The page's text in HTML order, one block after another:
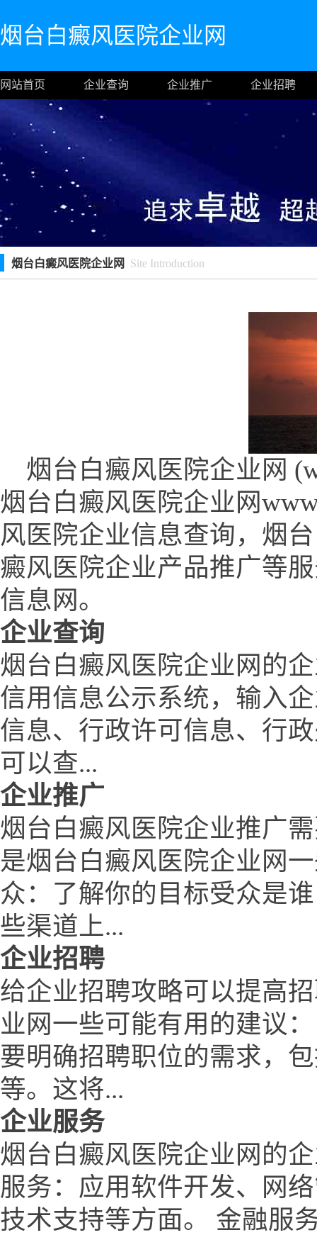
烟台白癜风医院企业网
网站首页 企业查询 企业推广 企业招聘
烟台白癜风医院企业网 Site Introduction
烟台白癜风医院企业网
烟台白癜风医院企业网
风医院企业信息查询，烟
癜风医院企业产品推广等
信息网。
企业查询
烟台白癜风医院企业网的
信用信息公示系统，输入
信息、行政许可信息、行
可以查...
企业推广
烟台白癜风医院企业推广
是烟台白癜风医院企业网
众：了解你的目标受众是
些渠道上...
企业招聘
给企业招聘攻略可以提高
业网一些可能有用的建议
要明确招聘职位的需求，
等。这将...
企业服务
烟台白癜风医院企业网的
服务：应用软件开发、网
技术支持等方面。 金融服